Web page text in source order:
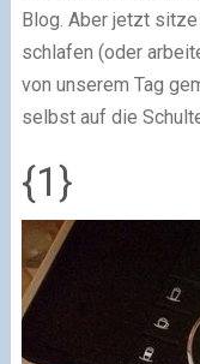
Blog. Aber jetzt sitze
schlafen (oder
von unserem Tag
selbst auf die
{1}